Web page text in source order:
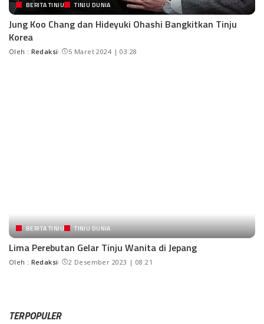
BERITA TINJU TINJU DUNIA
Jung Koo Chang dan Hideyuki Ohashi Bangkitkan Tinju
Korea
Oleh : Redaksi 5 Maret 2024 | 03:28
BERITA TINJU TINJU DUNIA
Lima Perebutan Gelar Tinju Wanita di Jepang
Oleh : Redaksi 2 Desember 2023 | 08:21
TERPOPULER